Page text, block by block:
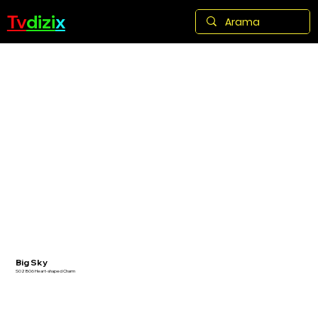
Tvdizix
Big Sky
S02 B06 Heart-shaped Charm